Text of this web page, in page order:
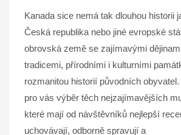
Kanada sice nemá tak dlouhou historii
Česká republika nebo jiné evropské
obrovská země se zajímavými
tradicemi, přírodními i kulturními
rozmanitou historií původních
pro vás výběr těch nejzajímavějších
které mají od návštěvníků nejlepší
uchovávají, odborně spravují a